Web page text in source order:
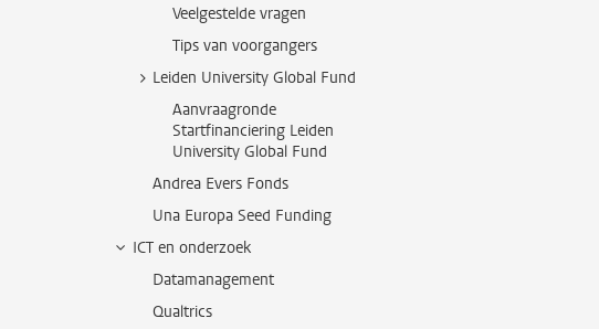
Veelgestelde vragen
Tips van voorgangers
Leiden University Global Fund
Aanvraagronde
Startfinanciering Leiden
University Global Fund
Andrea Evers Fonds
Una Europa Seed Funding
ICT en onderzoek
Datamanagement
Qualtrics